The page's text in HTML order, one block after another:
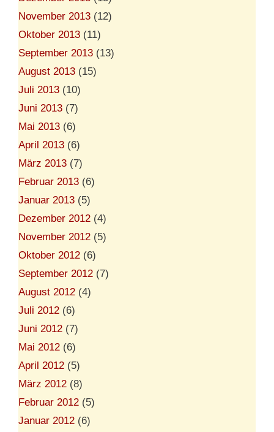
November 2013 (12)
Oktober 2013 (11)
September 2013 (13)
August 2013 (15)
Juli 2013 (10)
Juni 2013 (7)
Mai 2013 (6)
April 2013 (6)
März 2013 (7)
Februar 2013 (6)
Januar 2013 (5)
Dezember 2012 (4)
November 2012 (5)
Oktober 2012 (6)
September 2012 (7)
August 2012 (4)
Juli 2012 (6)
Juni 2012 (7)
Mai 2012 (6)
April 2012 (5)
März 2012 (8)
Februar 2012 (5)
Januar 2012 (6)